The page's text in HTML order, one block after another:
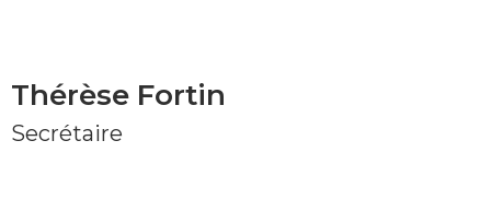
Thérèse Fortin
Secrétaire